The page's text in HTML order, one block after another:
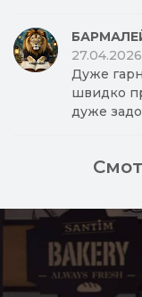
27.04.2026
Дуже
швидко
дуже